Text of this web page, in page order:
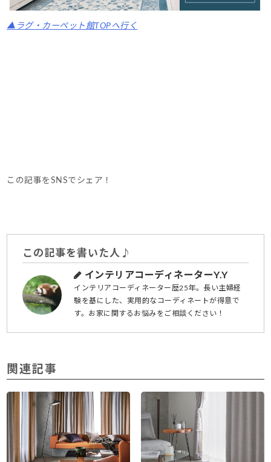
▲ラグ・カーペット館TOPへ行く
この記事をSNSでシェア！
この記事を書いた人♪
インテリアコーディネーターY.Y
インテリアコーディネーター歴25年。長い主婦経
験を基にした、実用的なコーディネートが得意で
す。お家に関するお悩みをご相談ください！
関連記事